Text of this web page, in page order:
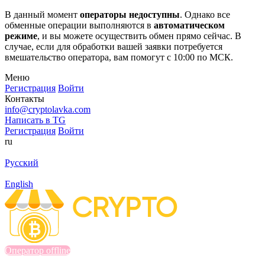
В данный момент операторы недоступны. Однако все
обменные операции выполняются в автоматическом
режиме, и вы можете осуществить обмен прямо сейчас. В
случае, если для обработки вашей заявки потребуется
вмешательство оператора, вам помогут с 10:00 по МСК.
Меню
Регистрация Войти
Контакты
info@cryptolavka.com
Написать в TG
Регистрация Войти
ru
Русский
English
Оператор offline